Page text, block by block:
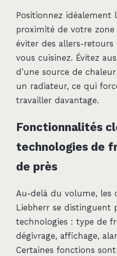
Positionnez idéalement
proximité de votre
éviter des allers-retours
vous cuisinez. Évitez
d’une source de
un radiateur, ce qui
travailler davantage.
Fonctionnalités
technologies de
de près
Au-delà du volume, les
Liebherr se distinguent
technologies : type de
dégivrage, affichage,
Certaines fonctions